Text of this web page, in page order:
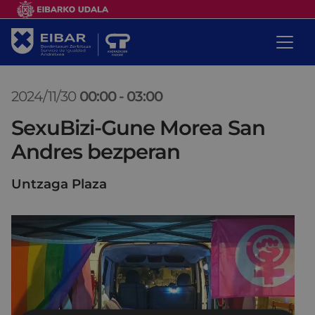
2024/11/30 00:00 - 03:00
SexuBizi-Gune Morea San
Andres bezperan
Untzaga Plaza